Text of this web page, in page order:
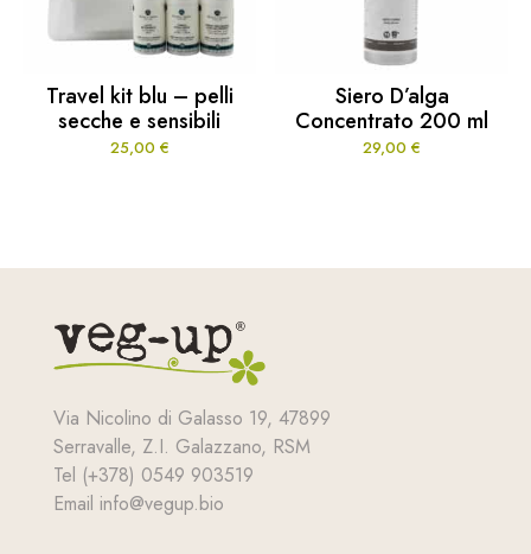
Travel kit blu – pelli
secche e sensibili
25,00 €
Siero D’alga
Concentrato 200 ml
29,00 €
Via Nicolino di Galasso 19, 47899
Serravalle, Z.I. Galazzano, RSM
Tel (+378) 0549 903519
Email info@vegup.bio